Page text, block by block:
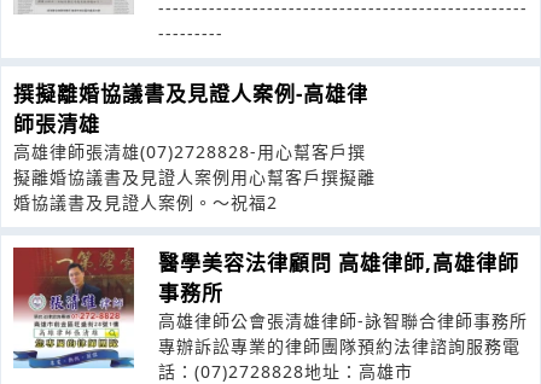
---------------------------------------------------
---------
撰擬離婚協議書及見證人案例-高雄律
師張清雄
高雄律師張清雄(07)2728828-用心幫客戶撰
擬離婚協議書及見證人案例用心幫客戶撰擬離
婚協議書及見證人案例。～祝福2
醫學美容法律顧問 高雄律師,高雄律師
事務所
高雄律師公會張清雄律師-詠智聯合律師事務所
專辦訴訟專業的律師團隊預約法律諮詢服務電
話：(07)2728828地址：高雄市